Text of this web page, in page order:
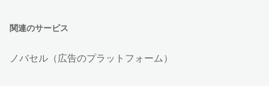
関連のサービス
ノバセル（広告のプラットフォーム）